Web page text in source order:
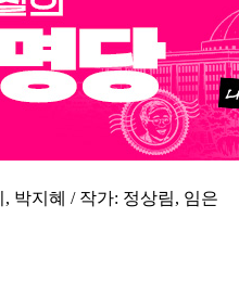
박지혜 / 작가: 정상림, 임은